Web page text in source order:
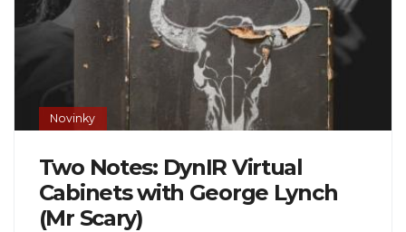
Novinky
Two Notes: DynIR Virtual
Cabinets with George Lynch
(Mr Scary)